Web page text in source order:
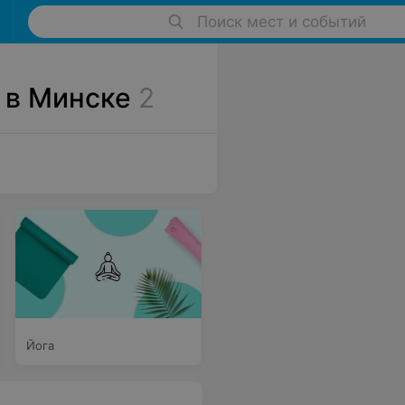
Поиск мест и событий
Минске 2
Йога